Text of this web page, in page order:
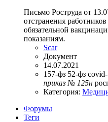
Письмо Роструда от
отстранения
обязательной
показаниям.
Scar
Документ
14.07.2021
157-фз 52-фз
приказ № 125н
Категория:
Форумы
Теги